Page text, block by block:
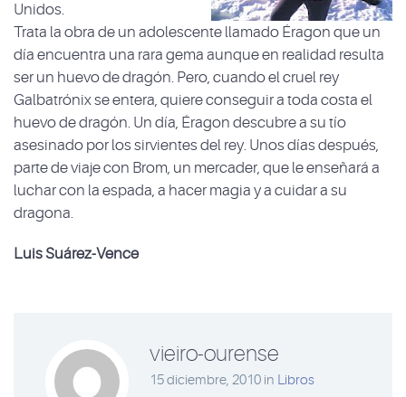
Unidos.
Trata la obra de un adolescente llamado Éragon que un
día encuentra una rara gema aunque en realidad resulta
ser un huevo de dragón. Pero, cuando el cruel rey
Galbatrónix se entera, quiere conseguir a toda costa el
huevo de dragón. Un día, Éragon descubre a su tío
asesinado por los sirvientes del rey. Unos días después,
parte de viaje con Brom, un mercader, que le enseñará a
luchar con la espada, a hacer magia y a cuidar a su
dragona.
Luis Suárez-Vence
vieiro-ourense
15 diciembre, 2010 in Libros